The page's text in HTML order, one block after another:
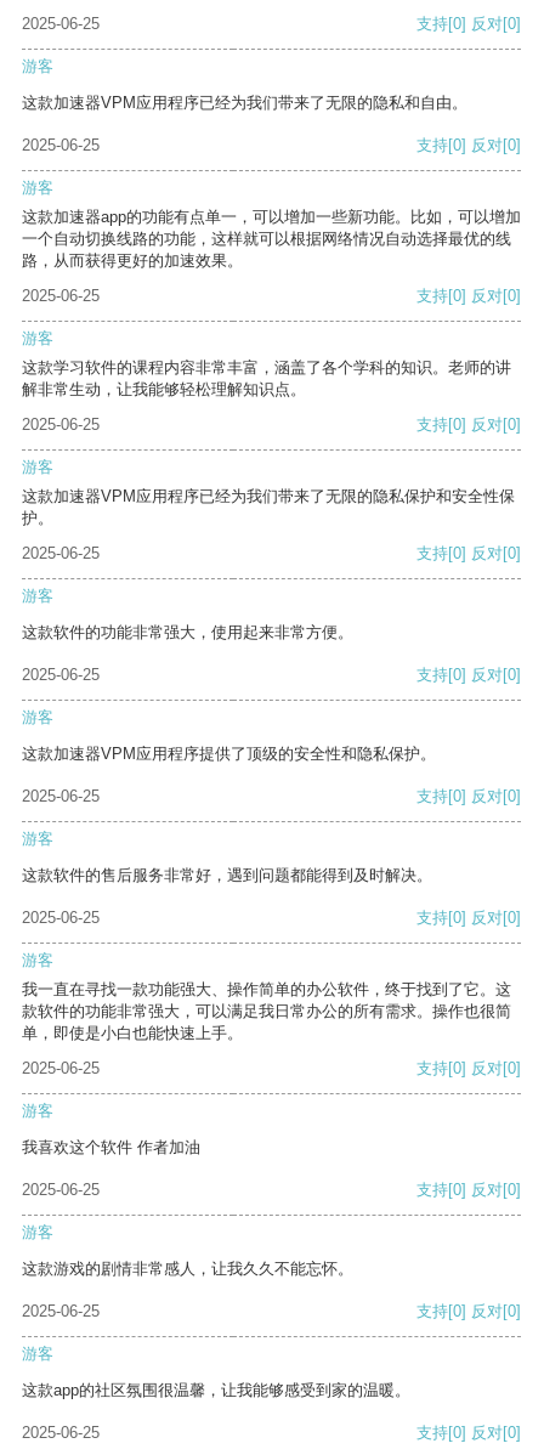
2025-06-25
支持[0] 反对[0]
游客
这款加速器VPM应用程序已经为我们带来了无限的隐私和自由。
2025-06-25 支持[0] 反对[0]
游客
这款加速器app的功能有点单一，可以增加一些新功能。比如，可以增加
一个自动切换线路的功能，这样就可以根据网络情况自动选择最优的线
路，从而获得更好的加速效果。
2025-06-25
支持[0] 反对[0]
游客
这款学习软件的课程内容非常丰富，涵盖了各个学科的知识。老师的讲
解非常生动，让我能够轻松理解知识点。
2025-06-25
支持[0] 反对[0]
游客
这款加速器VPM应用程序已经为我们带来了无限的隐私保护和安全性保
护。
2025-06-25
支持[0] 反对[0]
游客
这款软件的功能非常强大，使用起来非常方便。
2025-06-25 支持[0] 反对[0]
游客
这款加速器VPM应用程序提供了顶级的安全性和隐私保护。
2025-06-25 支持[0] 反对[0]
游客
这款软件的售后服务非常好，遇到问题都能得到及时解决。
2025-06-25 支持[0] 反对[0]
游客
我一直在寻找一款功能强大、操作简单的办公软件，终于找到了它。这
款软件的功能非常强大，可以满足我日常办公的所有需求。操作也很简
单，即使是小白也能快速上手。
2025-06-25
支持[0] 反对[0]
游客
我喜欢这个软件 作者加油
2025-06-25 支持[0] 反对[0]
游客
这款游戏的剧情非常感人，让我久久不能忘怀。
2025-06-25 支持[0] 反对[0]
游客
这款app的社区氛围很温馨，让我能够感受到家的温暖。
2025-06-25 支持[0] 反对[0]